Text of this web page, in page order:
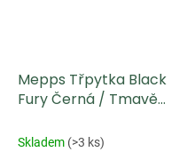
Mepps Třpytka Black
Fury Černá / Tmavě
Skladem (>3 ks)